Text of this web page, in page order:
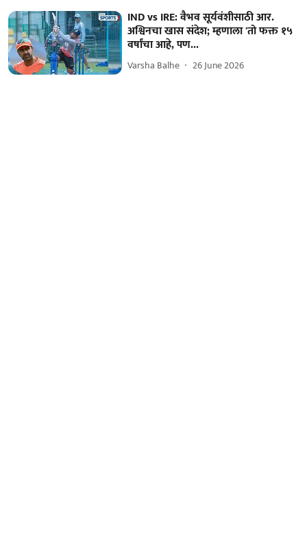
IND vs IRE: वैभव सूर्यवंशीसाठी आर.
अश्विनचा खास संदेश; म्हणाला 'तो फक्त १५
वर्षांचा आहे, पण...
Varsha Balhe 26 June 2026